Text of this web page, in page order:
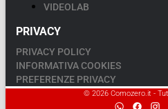
VIDEOLAB
PRIVACY
PRIVACY POLICY
INFORMATIVA COOKIES
PREFERENZE PRIVACY
© 2026 Comozero.it -